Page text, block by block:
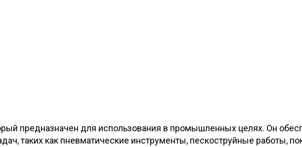
предназначен для использования в промышленных целях. Он
таких как пневматические инструменты, пескоструйные работы,